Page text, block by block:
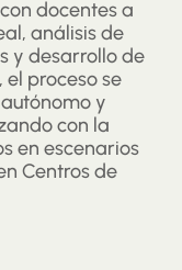
docentes a
análisis de
y desarrollo de
el proceso se
y
con la
en escenarios
Centros de